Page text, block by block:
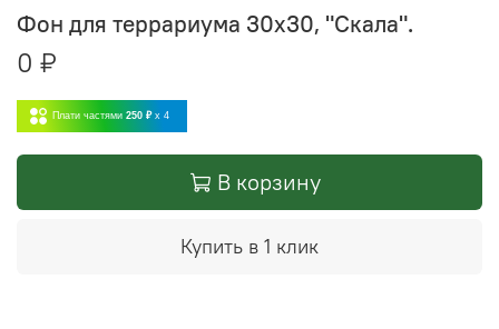
Фон для террариума 30х30, "Скала".
0 ₽
Плати частями 250 ₽ x 4
В корзину
Купить в 1 клик